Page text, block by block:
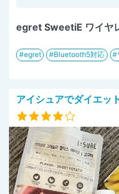
egret SweetiE ワイヤ
egret Bluetooth5対応
アイシュアでダイエット